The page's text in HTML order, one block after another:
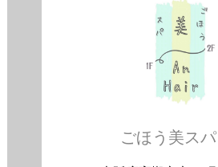
ごほう美スパ